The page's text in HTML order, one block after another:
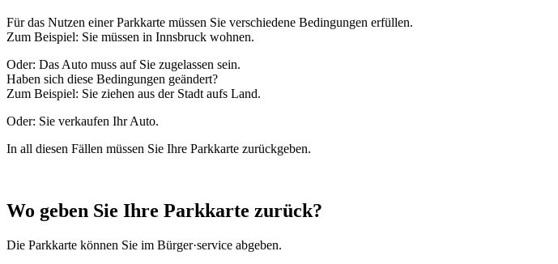
Für das Nutzen einer Parkkarte müssen Sie verschiedene Bedingungen erfüllen.
Zum Beispiel: Sie müssen in Innsbruck wohnen.
Oder: Das Auto muss auf Sie zugelassen sein.
Haben sich diese Bedingungen geändert?
Zum Beispiel: Sie ziehen aus der Stadt aufs Land.
Oder: Sie verkaufen Ihr Auto.
In all diesen Fällen müssen Sie Ihre Parkkarte zurückgeben.
Wo geben Sie Ihre Parkkarte zurück?
Die Parkkarte können Sie im Bürger·service abgeben.